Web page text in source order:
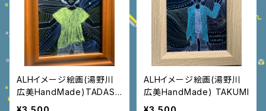
ALHイメージ絵画(湯野川
広美HandMade)TADASH
I
ALHイメージ絵画(湯野川
広美HandMade) TAKUMI